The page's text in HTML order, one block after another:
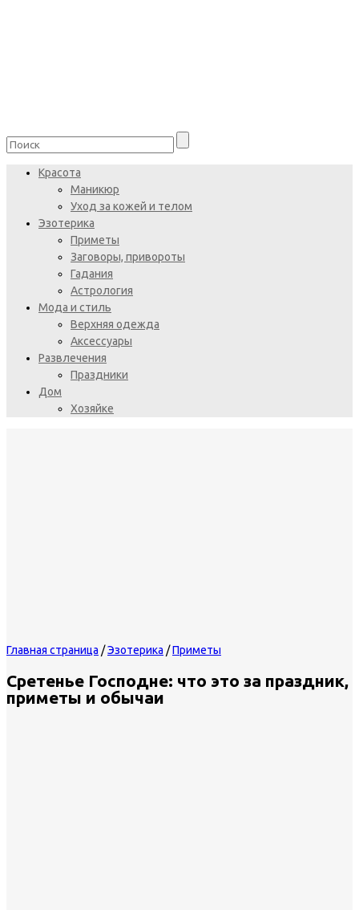
Красота
Маникюр
Уход за кожей и телом
Эзотерика
Приметы
Заговоры, привороты
Гадания
Астрология
Мода и стиль
Верхняя одежда
Аксессуары
Развлечения
Праздники
Дом
Хозяйке
Главная страница /Эзотерика /Приметы
Сретенье Господне: что это за праздник,
приметы и обычаи